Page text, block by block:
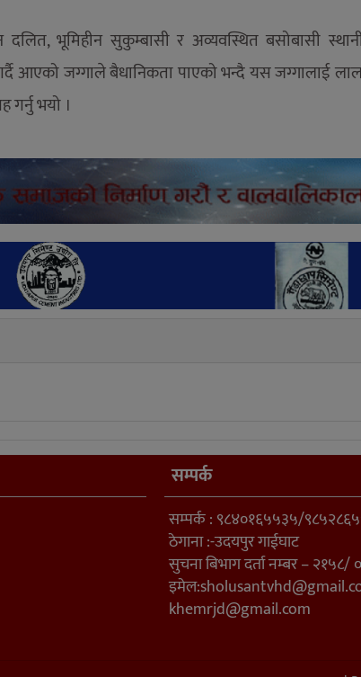
दलित, भूमिहीन सुकुम्बासी र अव्यवस्थित बसोबासी
जग्गाले बैधानिकता पाएको भन्दै यस जग्गालाई लाल
गर्नु भयो ।
सम्पर्क
सम्पर्क : ९८४०१६५५३५/
ठेगाना :-उदयपुर गाईघाट
सुचना बिभाग दर्ता नम्बर –
इमेल:
khemrjd@gmail.com